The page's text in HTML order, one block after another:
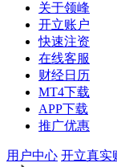
关于领峰
开立账户
快速注资
在线客服
财经日历
MT4下载
APP下载
推广优惠
用户中心 开立真实